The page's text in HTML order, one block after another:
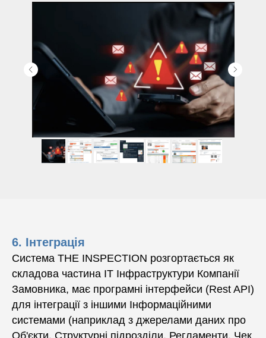
6. Інтеграція
Система THE INSPECTION розгортається як
складова частина ІТ Інфраструктури Компанії
Замовника, має програмні інтерфейси (Rest API)
для інтеграції з іншими Інформаційними
системами (наприклад з джерелами даних про
Об'єкти, Структурні підрозділи, Регламенти, Чек